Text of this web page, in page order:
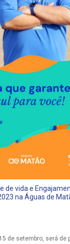
de vida e
na Águas de
de setembro, será de